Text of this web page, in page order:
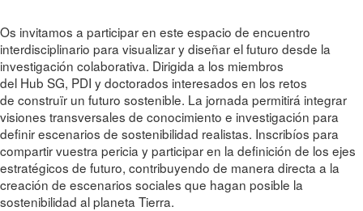
Os invitamos a participar en este espacio de encuentro
interdisciplinario para visualizar y diseñar el futuro desde la
investigación colaborativa. Dirigida a los miembros
del Hub SG, PDI y doctorados interesados en los retos
de construïr un futuro sostenible. La jornada permitirá integrar
visiones transversales de conocimiento e investigación para
definir escenarios de sostenibilidad realistas. Inscribíos para
compartir vuestra pericia y participar en la definición de los ejes
estratégicos de futuro, contribuyendo de manera directa a la
creación de escenarios sociales que hagan posible la
sostenibilidad al planeta Tierra.